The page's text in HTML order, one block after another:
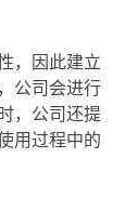
，因此建立
公司会进行
，公司还提
用过程中的